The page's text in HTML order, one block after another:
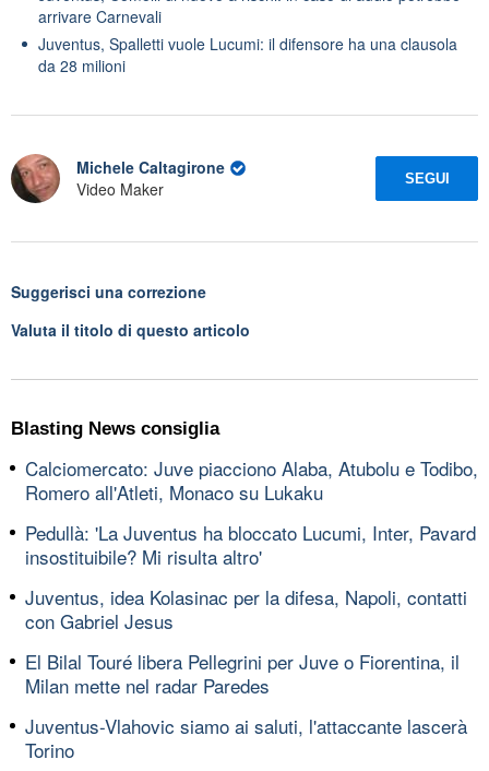
arrivare Carnevali
Juventus, Spalletti vuole Lucumi: il difensore ha una clausola
da 28 milioni
Michele Caltagirone
Video Maker
SEGUI
Suggerisci una correzione
Valuta il titolo di questo articolo
Blasting News consiglia
Calciomercato: Juve piacciono Alaba, Atubolu e Todibo,
Romero all'Atleti, Monaco su Lukaku
Pedullà: 'La Juventus ha bloccato Lucumi, Inter, Pavard
insostituibile? Mi risulta altro'
Juventus, idea Kolasinac per la difesa, Napoli, contatti
con Gabriel Jesus
El Bilal Touré libera Pellegrini per Juve o Fiorentina, il
Milan mette nel radar Paredes
Juventus-Vlahovic siamo ai saluti, l'attaccante lascerà
Torino